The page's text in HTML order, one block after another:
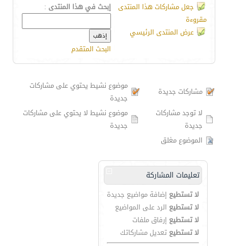
جعل مشاركات هذا المنتدى
مقروءة
عرض المنتدى الرئيسي
إبحث في هذا المنتدى :
البحث المتقدم
مشاركات جديدة
موضوع نشيط يحتوي على مشاركات
جديدة
لا توجد مشاركات
جديدة
موضوع نشيط لا يحتوي على مشاركات
جديدة
الموضوع مغلق
تعليمات المشاركة
لا تستطيع إضافة مواضيع جديدة
لا تستطيع الرد على المواضيع
لا تستطيع إرفاق ملفات
لا تستطيع تعديل مشاركاتك